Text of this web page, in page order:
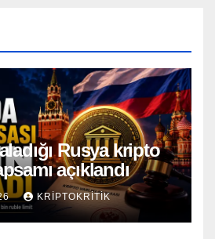
Rusya kripto
açıklandı
KRIPTOKRITIK